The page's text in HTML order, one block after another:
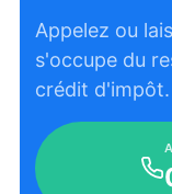
Appelez ou
s'occupe du
crédit d'impôt.